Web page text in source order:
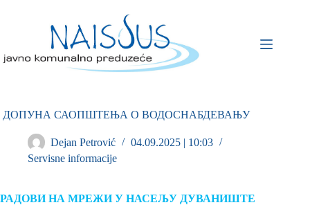
ДОПУНА САОПШТЕЊА О ВОДОСНАБДЕВАЊУ
Dejan Petrović
04.09.2025 | 10:03
Servisne informacije
РАДОВИ НА МРЕЖИ У НАСЕЉУ ДУВАНИШТЕ